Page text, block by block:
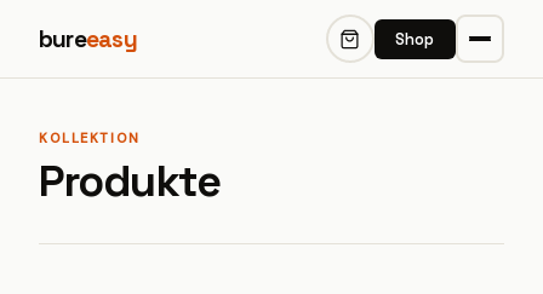
bureeasy Shop
KOLLEKTION
Produkte